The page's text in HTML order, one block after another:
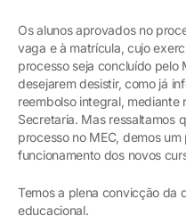
Os alunos aprovados no
vaga e à matrícula, cujo
processo seja concluído pelo
desejarem desistir, como já
reembolso integral,
Secretaria. Mas ressaltamos
processo no MEC, demos
funcionamento dos novos
Temos a plena convicção da
educacional.